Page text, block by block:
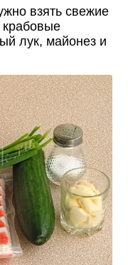
взять свежие
лук, майонез и